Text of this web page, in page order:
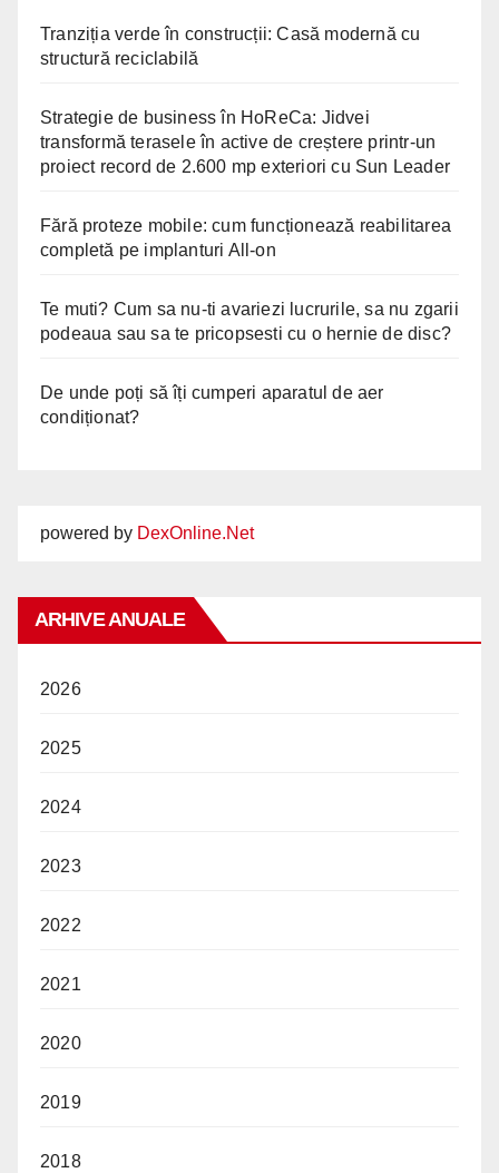
Tranziția verde în construcții: Casă modernă cu
structură reciclabilă
Strategie de business în HoReCa: Jidvei
transformă terasele în active de creștere printr-un
proiect record de 2.600 mp exteriori cu Sun Leader
Fără proteze mobile: cum funcționează reabilitarea
completă pe implanturi All-on
Te muti? Cum sa nu-ti avariezi lucrurile, sa nu zgarii
podeaua sau sa te pricopsesti cu o hernie de disc?
De unde poți să îți cumperi aparatul de aer
condiționat?
powered by DexOnline.Net
ARHIVE ANUALE
2026
2025
2024
2023
2022
2021
2020
2019
2018